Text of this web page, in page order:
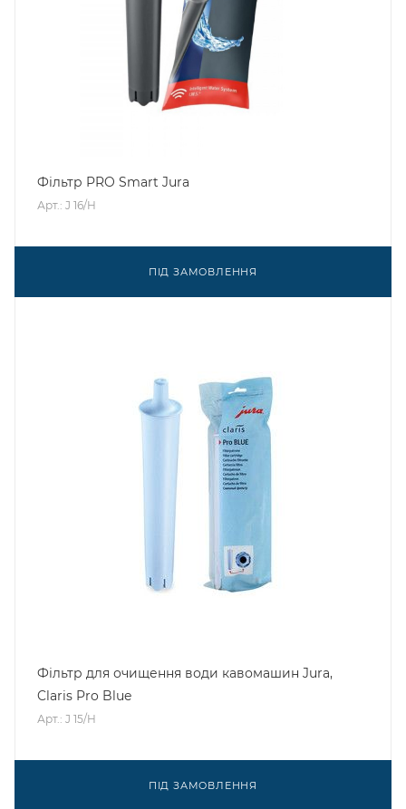
Фільтр PRO Smart Jura
Арт.: J 16/H
ПІД ЗАМОВЛЕННЯ
Фільтр для очищення води кавомашин Jura,
Claris Pro Blue
Арт.: J 15/H
ПІД ЗАМОВЛЕННЯ